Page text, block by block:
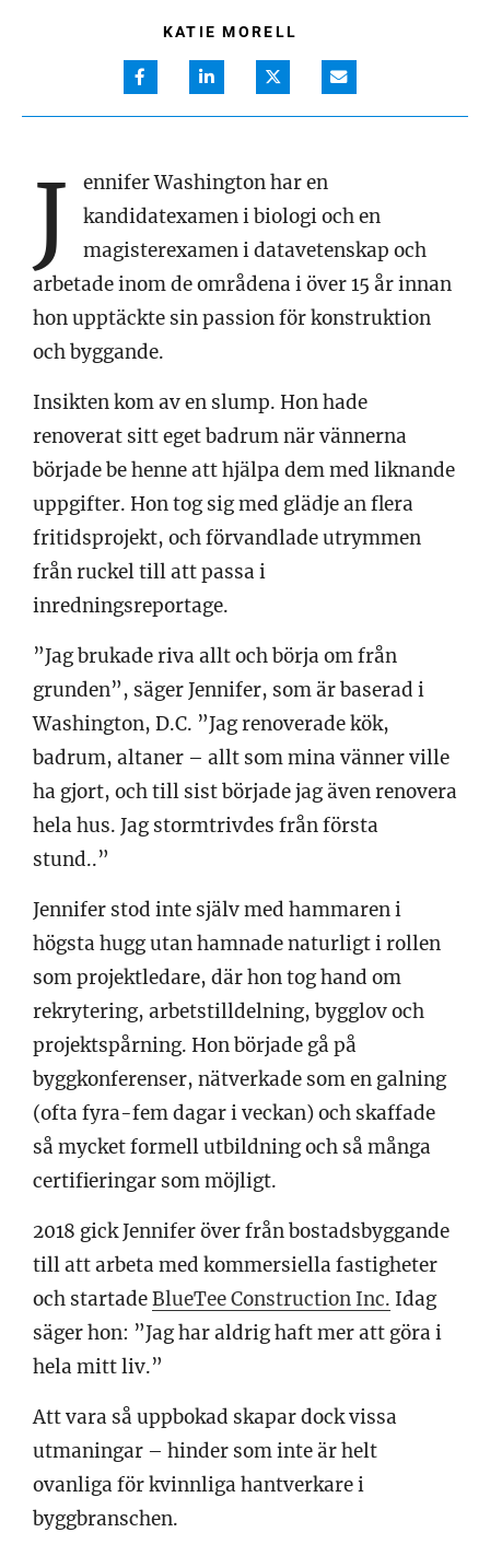
KATIE MORELL
J
ennifer Washington har en
kandidatexamen i biologi och en
magisterexamen i datavetenskap och
arbetade inom de områdena i över 15 år innan
hon upptäckte sin passion för konstruktion
och byggande.
Insikten kom av en slump. Hon hade
renoverat sitt eget badrum när vännerna
började be henne att hjälpa dem med liknande
uppgifter. Hon tog sig med glädje an flera
fritidsprojekt, och förvandlade utrymmen
från ruckel till att passa i
inredningsreportage.
”Jag brukade riva allt och börja om från
grunden”, säger Jennifer, som är baserad i
Washington, D.C. ”Jag renoverade kök,
badrum, altaner – allt som mina vänner ville
ha gjort, och till sist började jag även renovera
hela hus. Jag stormtrivdes från första
stund..”
Jennifer stod inte själv med hammaren i
högsta hugg utan hamnade naturligt i rollen
som projektledare, där hon tog hand om
rekrytering, arbetstilldelning, bygglov och
projektspårning. Hon började gå på
byggkonferenser, nätverkade som en galning
(ofta fyra-fem dagar i veckan) och skaffade
så mycket formell utbildning och så många
certifieringar som möjligt.
2018 gick Jennifer över från bostadsbyggande
till att arbeta med kommersiella fastigheter
och startadeBlueTee Construction Inc. Idag
säger hon: ”Jag har aldrig haft mer att göra i
hela mitt liv.”
Att vara så uppbokad skapar dock vissa
utmaningar – hinder som inte är helt
ovanliga för kvinnliga hantverkare i
byggbranschen.